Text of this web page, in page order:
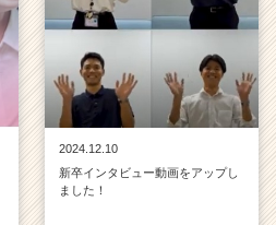
2024.12.10
新卒インタビュー動画をアップし
ました！